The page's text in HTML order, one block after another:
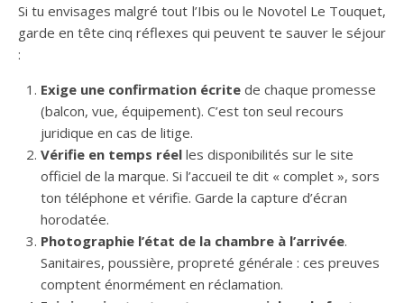
Si tu envisages malgré tout l’Ibis ou le Novotel Le Touquet,
garde en tête cinq réflexes qui peuvent te sauver le séjour
:
Exige une confirmation écrite de chaque promesse
(balcon, vue, équipement). C’est ton seul recours
juridique en cas de litige.
Vérifie en temps réel les disponibilités sur le site
officiel de la marque. Si l’accueil te dit « complet », sors
ton téléphone et vérifie. Garde la capture d’écran
horodatée.
Photographie l’état de la chambre à l’arrivée.
Sanitaires, poussière, propreté générale : ces preuves
comptent énormément en réclamation.